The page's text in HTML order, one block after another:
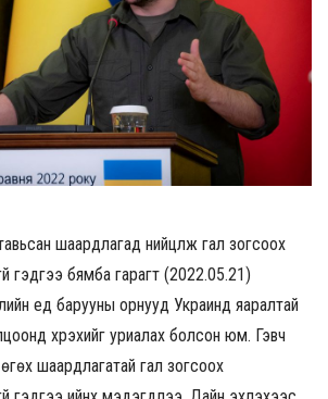
шаардлагад нийцүүлж гал зогсоох
гэдгээ бямба гарагт (2022.05.21)
үед барууны орнууд Украинд яаралтай
хүрэхийг уриалах болсон юм. Гэвч
шаардлагатай гал зогсоох